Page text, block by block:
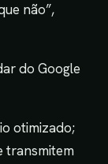
não”,
do Google
otimizado;
transmitem